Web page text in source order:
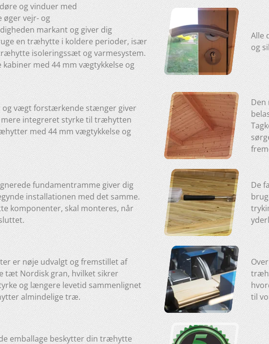
og vinduer med
øger vejr- og
markant og giver dig
en træhytte i koldere perioder, især
isoleringssæt og varmesystem.
med 44 mm vægtykkelse og
Alle
og
og vægt forstærkende stænger giver
integreret styrke til træhytten
med 44 mm vægtykkelse og
Den
fundamentramme giver dig
installationen med det samme.
komponenter, skal monteres, når
De
er nøje udvalgt og fremstillet af
tæt Nordisk gran, hvilket sikrer
og længere levetid sammenlignet
almindelige træ.
til
emballage beskytter din træhytte